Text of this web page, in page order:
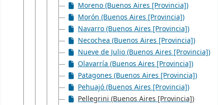
Moreno (Buenos Aires [Provincia])
Morón (Buenos Aires [Provincia])
Navarro (Buenos Aires [Provincia])
Necochea (Buenos Aires [Provincia])
Nueve de Julio (Buenos Aires [Provincia])
Olavarría (Buenos Aires [Provincia])
Patagones (Buenos Aires [Provincia])
Pehuajó (Buenos Aires [Provincia])
Pellegrini (Buenos Aires [Provincia])